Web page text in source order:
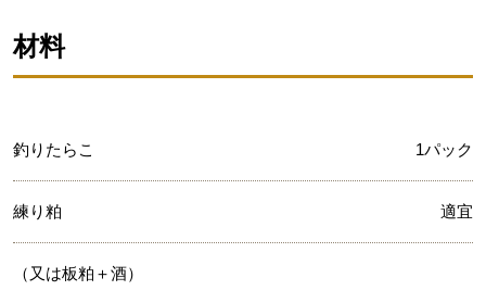
材料
釣りたらこ 1パック
練り粕 適宜
（又は板粕＋酒）